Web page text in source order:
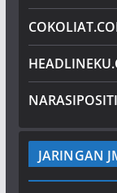
JARINGAN